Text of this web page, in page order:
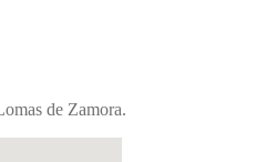
de Zamora.